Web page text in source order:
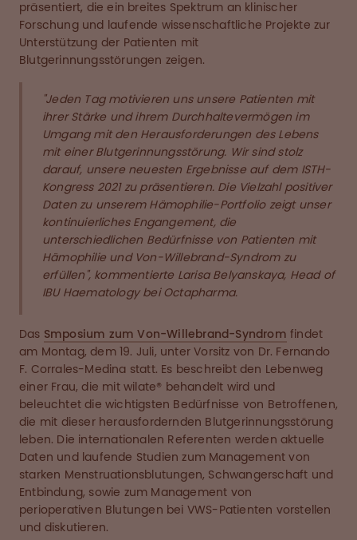
präsentiert, die ein breites Spektrum an klinischer
Forschung und laufende wissenschaftliche Projekte zur
Unterstützung der Patienten mit
Blutgerinnungsstörungen zeigen.
"Jeden Tag motivieren uns unsere Patienten mit
ihrer Stärke und ihrem Durchhaltevermögen im
Umgang mit den Herausforderungen des Lebens
mit einer Blutgerinnungsstörung. Wir sind stolz
darauf, unsere neuesten Ergebnisse auf dem ISTH-
Kongress 2021 zu präsentieren. Die Vielzahl positiver
Daten zu unserem Hämophilie-Portfolio zeigt unser
kontinuierliches Engangement, die
unterschiedlichen Bedürfnisse von Patienten mit
Hämophilie und Von-Willebrand-Syndrom zu
erfüllen", kommentierte Larisa Belyanskaya, Head of
IBU Haematology bei Octapharma.
Das Smposium zum Von-Willebrand-Syndrom findet
am Montag, dem 19. Juli, unter Vorsitz von Dr. Fernando
F. Corrales-Medina statt. Es beschreibt den Lebenweg
einer Frau, die mit wilate® behandelt wird und
beleuchtet die wichtigsten Bedürfnisse von Betroffenen,
die mit dieser herausfordernden Blutgerinnungsstörung
leben. Die internationalen Referenten werden aktuelle
Daten und laufende Studien zum Management von
starken Menstruationsblutungen, Schwangerschaft und
Entbindung, sowie zum Management von
perioperativen Blutungen bei VWS-Patienten vorstellen
und diskutieren.